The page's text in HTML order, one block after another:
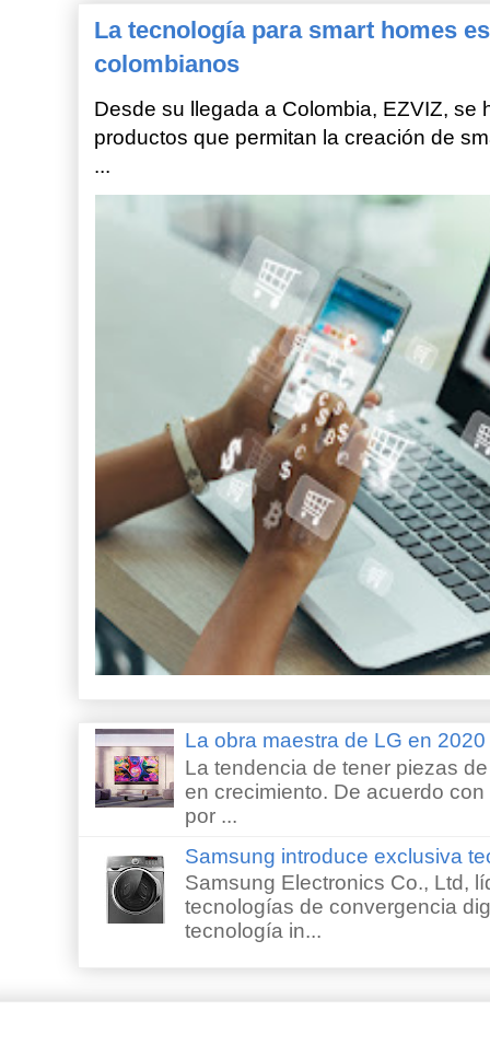
La tecnología para smart homes
colombianos
Desde su llegada a Colombia, EZVIZ, se
productos que permitan la creación de
...
La obra maestra de LG en
La tendencia de tener piezas
en crecimiento. De acuerdo
por ...
Samsung introduce exclusiva
Samsung Electronics Co., Ltd,
tecnologías de convergencia
tecnología in...